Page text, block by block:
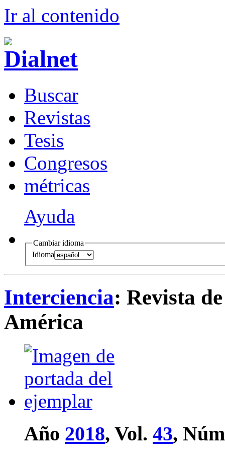
Ir al contenido
Buscar
Revistas
Tesis
Congresos
métricas
Ayuda
Cambiar idioma
Idioma
Interciencia: Revista
América
Año 2018, Vol. 43,